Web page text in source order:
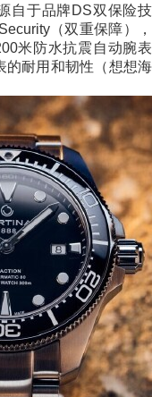
自于品牌DS双保险技
（双重保障），
米防水抗震自动腕表
的耐用和韧性（想想海